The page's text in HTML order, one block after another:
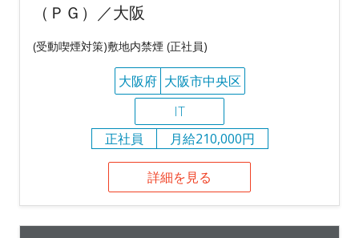
（ＰＧ）／大阪
(受動喫煙対策)敷地内禁煙 (正社員)
大阪府 大阪市中央区
IT
正社員
月給210,000円
詳細を見る